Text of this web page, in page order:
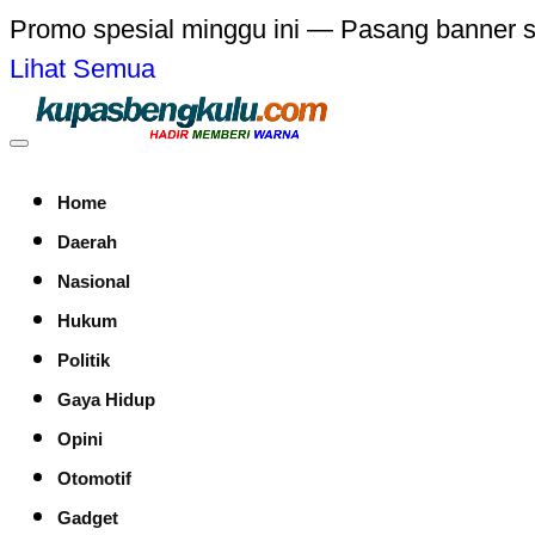
Promo spesial minggu ini — Pasang banner
Lihat Semua
Home
Daerah
Nasional
Hukum
Politik
Gaya Hidup
Opini
Otomotif
Gadget